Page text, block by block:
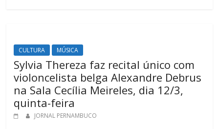
CULTURA MÚSICA
Sylvia Thereza faz recital único com
violoncelista belga Alexandre Debrus
na Sala Cecília Meireles, dia 12/3,
quinta-feira
JORNAL PERNAMBUCO